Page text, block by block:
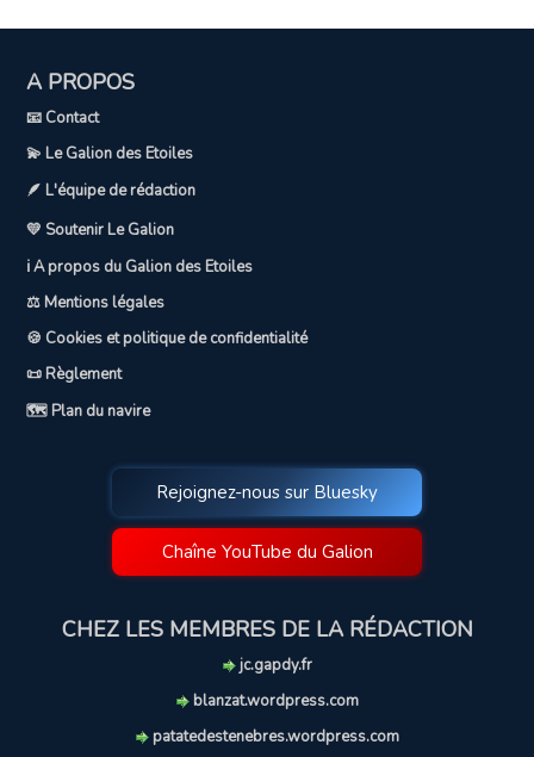
A PROPOS
📧 Contact
💫 Le Galion des Etoiles
🪶 L'équipe de rédaction
💛 Soutenir Le Galion
ℹ️ A propos du Galion des Etoiles
⚖️ Mentions légales
🍪 Cookies et politique de confidentialité
📜 Règlement
🗺️ Plan du navire
Rejoignez-nous sur Bluesky
Chaîne YouTube du Galion
CHEZ LES MEMBRES DE LA RÉDACTION
jc.gapdy.fr
blanzat.wordpress.com
patatedestenebres.wordpress.com